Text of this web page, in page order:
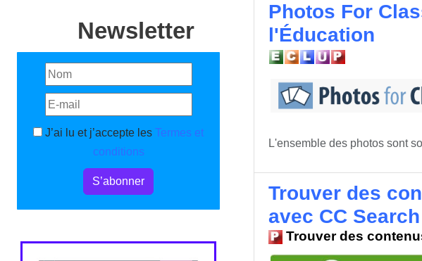
Newsletter
J’ai lu et j’accepte les Termes et
conditions
S’abonner
Photos For
l'Éducation
L'ensemble des photos sont
Trouver des
avec CC Search
Trouver des